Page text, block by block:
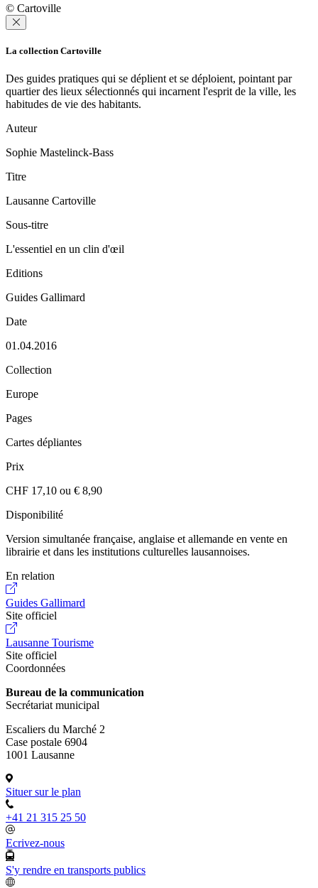
© Cartoville
La collection Cartoville
Des guides pratiques qui se déplient et se déploient, pointant par
quartier des lieux sélectionnés qui incarnent l'esprit de la ville, les
habitudes de vie des habitants.
Auteur
Sophie Mastelinck-Bass
Titre
Lausanne Cartoville
Sous-titre
L'essentiel en un clin d'œil
Editions
Guides Gallimard
Date
01.04.2016
Collection
Europe
Pages
Cartes dépliantes
Prix
CHF 17,10 ou € 8,90
Disponibilité
Version simultanée française, anglaise et allemande en vente en
librairie et dans les institutions culturelles lausannoises.
En relation
Guides Gallimard
Site officiel
Lausanne Tourisme
Site officiel
Coordonnées
Bureau de la communication
Secrétariat municipal
Escaliers du Marché 2
Case postale 6904
1001 Lausanne
Situer sur le plan
+41 21 315 25 50
Ecrivez-nous
S'y rendre en transports publics